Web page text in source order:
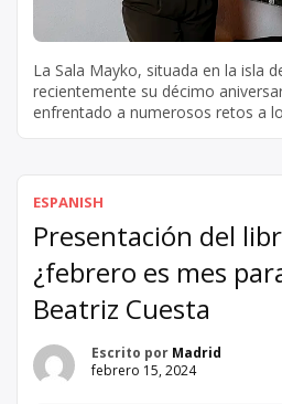
La Sala Mayko, situada en la isla
recientemente su décimo
enfrentado a numerosos retos a
ESPANISH
Presentación del
¿febrero es mes
Beatriz Cuesta
Escrito por Madrid
febrero 15, 2024